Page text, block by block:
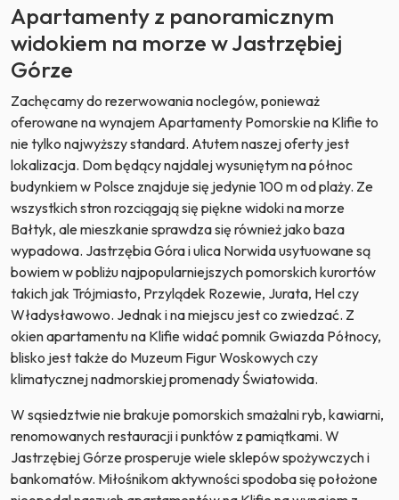
Apartamenty z panoramicznym
widokiem na morze w Jastrzębiej
Górze
Zachęcamy do rezerwowania noclegów, ponieważ
oferowane na wynajem Apartamenty Pomorskie na Klifie to
nie tylko najwyższy standard. Atutem naszej oferty jest
lokalizacja. Dom będący najdalej wysuniętym na północ
budynkiem w Polsce znajduje się jedynie 100 m od plaży. Ze
wszystkich stron rozciągają się piękne widoki na morze
Bałtyk, ale mieszkanie sprawdza się również jako baza
wypadowa. Jastrzębia Góra i ulica Norwida usytuowane są
bowiem w pobliżu najpopularniejszych pomorskich kurortów
takich jak Trójmiasto, Przylądek Rozewie, Jurata, Hel czy
Władysławowo. Jednak i na miejscu jest co zwiedzać. Z
okien apartamentu na Klifie widać pomnik Gwiazda Północy,
blisko jest także do Muzeum Figur Woskowych czy
klimatycznej nadmorskiej promenady Światowida.
W sąsiedztwie nie brakuje pomorskich smażalni ryb, kawiarni,
renomowanych restauracji i punktów z pamiątkami. W
Jastrzębiej Górze prosperuje wiele sklepów spożywczych i
bankomatów. Miłośnikom aktywności spodoba się położone